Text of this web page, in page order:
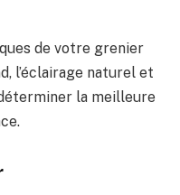
de votre grenier
l’éclairage naturel et
la meilleure